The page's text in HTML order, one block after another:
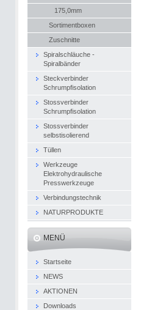
175,0mm
Sortimentboxen
Zuschnitte
Spiralschläuche -
Spiralbänder
Steckverbinder
Schrumpfisolation
Stossverbinder
Schrumpfisolation
Stossverbinder
selbstisolierend
Tüllen
Werkzeuge
Elektrohydraulische
Presswerkzeuge
Verbindungstechnik
NATURPRODUKTE
MENÜ
Startseite
NEWS
AKTIONEN
Downloads